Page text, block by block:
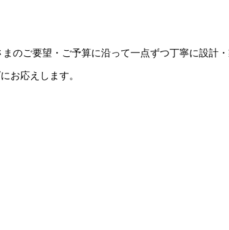
のご要望・ご予算に沿って一点ずつ丁寧に設計・
お応えします。